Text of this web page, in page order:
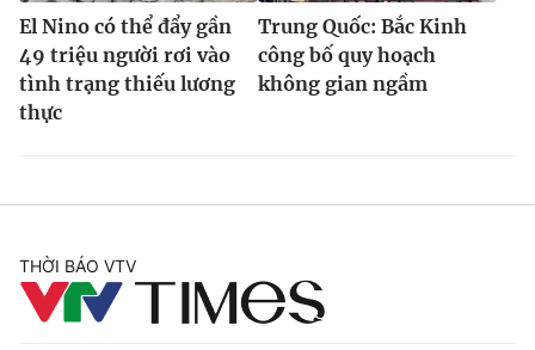
El Nino có thể đẩy gần
49 triệu người rơi vào
tình trạng thiếu lương
thực
Trung Quốc: Bắc Kinh
công bố quy hoạch
không gian ngầm
THỜI BÁO VTV